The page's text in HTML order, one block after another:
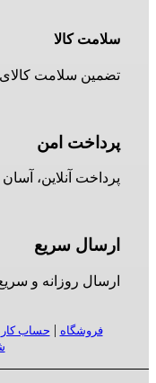
سلامت کالا
تضمین سلامت
پرداخت امن
پرداخت آنلاین،
ارسال سریع
ارسال روزانه و
فروشگاه | حساب